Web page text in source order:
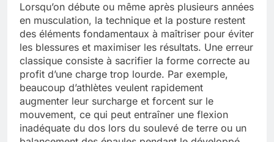
Lorsqu’on débute ou même après plusieurs années
en musculation, la technique et la posture restent
des éléments fondamentaux à maîtriser pour éviter
les blessures et maximiser les résultats. Une erreur
classique consiste à sacrifier la forme correcte au
profit d’une charge trop lourde. Par exemple,
beaucoup d’athlètes veulent rapidement
augmenter leur surcharge et forcent sur le
mouvement, ce qui peut entraîner une flexion
inadéquate du dos lors du soulevé de terre ou un